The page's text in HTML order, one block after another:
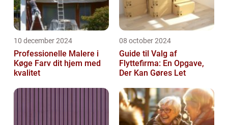
10 december 2024
Professionelle Malere i
Køge Farv dit hjem med
kvalitet
08 october 2024
Guide til Valg af
Flyttefirma: En Opgave,
Der Kan Gøres Let